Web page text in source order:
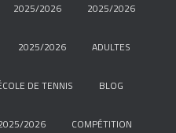
2025/2026 2025/2026
2025/2026 ADULTES
DE TENNIS BLOG
2026 COMPÉTITION